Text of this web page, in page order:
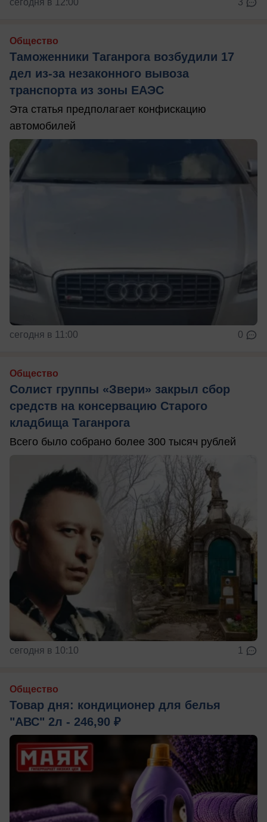
Общество
Таможенники Таганрога возбудили 17
дел из-за незаконного вывоза
транспорта из зоны ЕАЭС
Эта статья предполагает конфискацию
автомобилей
сегодня в 11:00 0
Общество
Солист группы «Звери» закрыл сбор
средств на консервацию Старого
кладбища Таганрога
Всего было собрано более 300 тысяч рублей
сегодня в 10:10 1
Общество
Товар дня: кондиционер для белья
"АВС" 2л - 246,90 ₽